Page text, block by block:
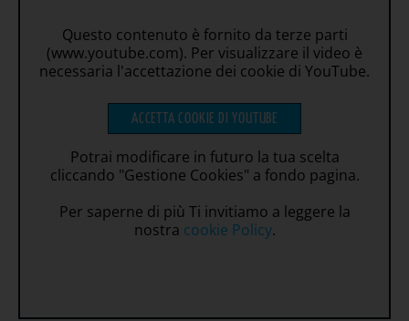
Questo contenuto è fornito da terze parti
(www.youtube.com). Per visualizzare il video è
necessaria l'accettazione dei cookie di YouTube.
ACCETTA COOKIE DI YOUTUBE
Potrai modificare in futuro la tua scelta
cliccando "Gestione Cookies" a fondo pagina.
Per saperne di più Ti invitiamo a leggere la
nostra cookie Policy.